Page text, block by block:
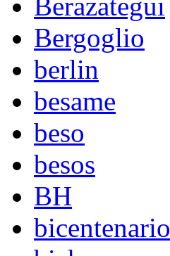
Berazategui
Bergoglio
berlin
besame
beso
besos
BH
bicentenario